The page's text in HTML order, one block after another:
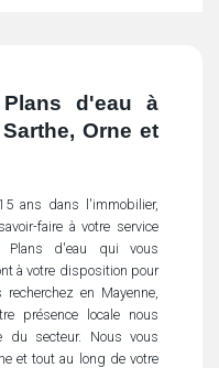
d'eau à
Orne et
ans dans l'immobilier,
faire à votre service
Plans d'eau qui vous
à votre disposition pour
recherchez en Mayenne,
présence locale nous
du secteur. Nous vous
et tout au long de votre